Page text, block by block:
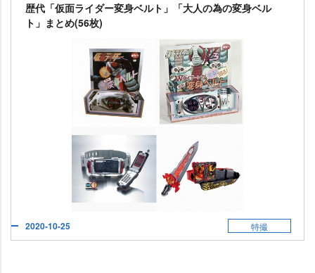
歴代「仮面ライダー変身ベルト」「大人の為の変身ベル
ト」まとめ(56枚)
2020-10-25 特撮